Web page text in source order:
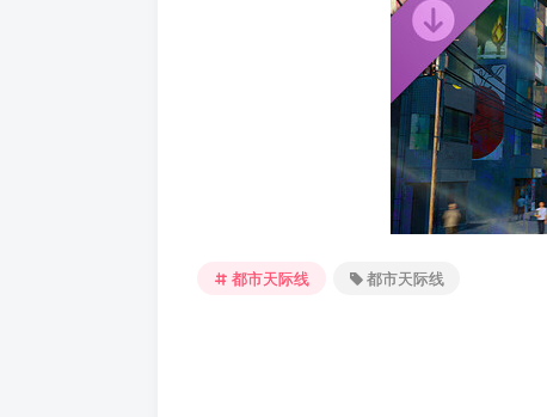
都市天际线 都市天际线